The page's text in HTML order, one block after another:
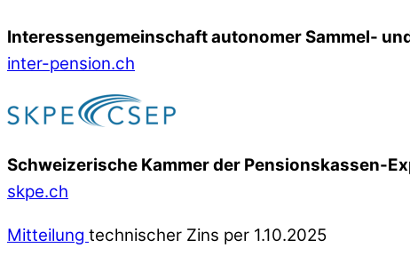
Interessengemeinschaft autonomer Sammel-
inter-pension.ch
Schweizerische Kammer der Pensionskassen-
skpe.ch
Mitteilung technischer Zins per 1.10.2025